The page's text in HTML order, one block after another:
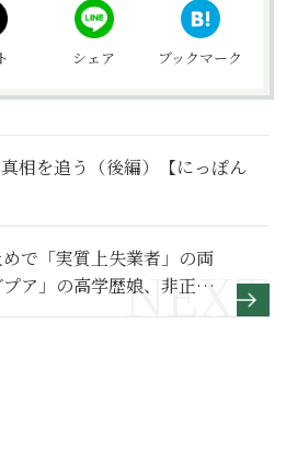
シェア ブックマーク
真相を追う（後編）【にっぽん
めで「実質上失業者」の両
ア」の高学歴娘、非正規
1～